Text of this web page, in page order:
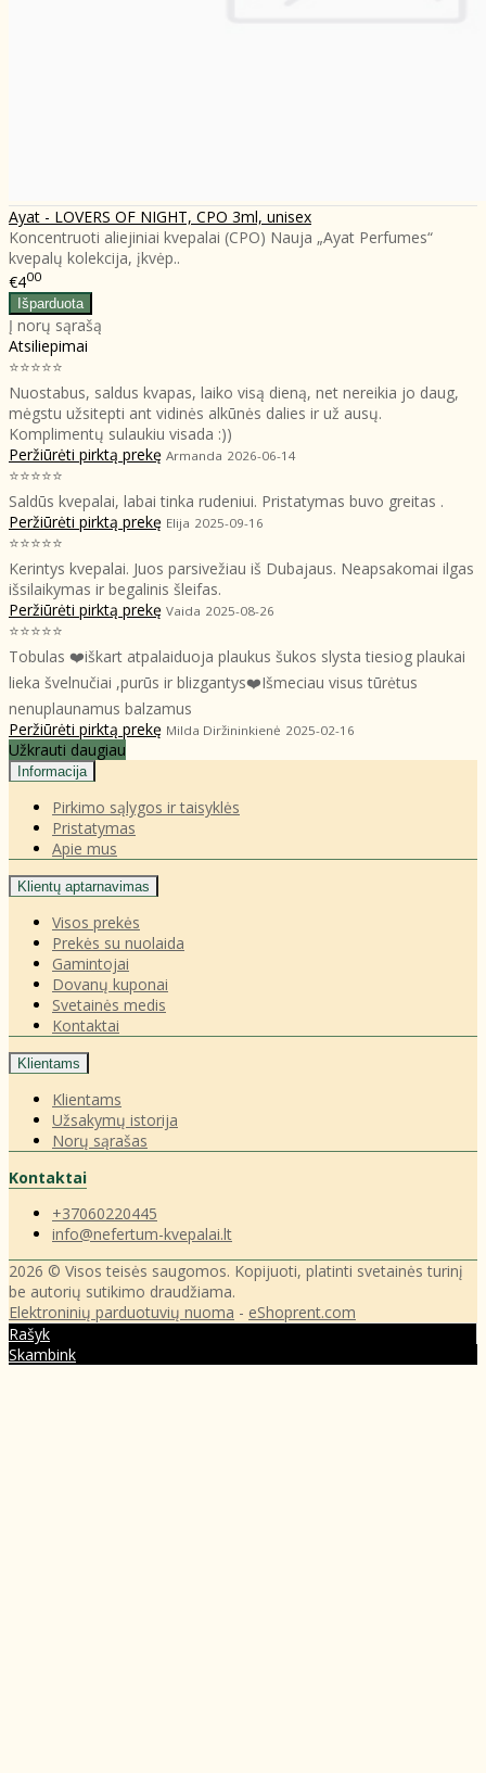
Ayat - LOVERS OF NIGHT, CPO 3ml, unisex
Koncentruoti aliejiniai kvepalai (CPO) Nauja „Ayat Perfumes“
kvepalų kolekcija, įkvėp..
€400
Į norų sąrašą
Atsiliepimai
⭐⭐⭐⭐⭐
Nuostabus, saldus kvapas, laiko visą dieną, net nereikia jo daug,
mėgstu užsitepti ant vidinės alkūnės dalies ir už ausų.
Komplimentų sulaukiu visada :))
Peržiūrėti pirktą prekę Armanda 2026-06-14
⭐⭐⭐⭐⭐
Saldūs kvepalai, labai tinka rudeniui. Pristatymas buvo greitas .
Peržiūrėti pirktą prekę Elija 2025-09-16
⭐⭐⭐⭐⭐
Kerintys kvepalai. Juos parsivežiau iš Dubajaus. Neapsakomai ilgas
išsilaikymas ir begalinis šleifas.
Peržiūrėti pirktą prekę Vaida 2025-08-26
⭐⭐⭐⭐⭐
Tobulas ❤️iškart atpalaiduoja plaukus šukos slysta tiesiog plaukai
lieka švelnučiai ,purūs ir blizgantys❤️Išmeciau visus tūrėtus
nenuplaunamus balzamus
Peržiūrėti pirktą prekę Milda Diržininkienė 2025-02-16
Užkrauti daugiau
Informacija
Pirkimo sąlygos ir taisyklės
Pristatymas
Apie mus
Klientų aptarnavimas
Visos prekės
Prekės su nuolaida
Gamintojai
Dovanų kuponai
Svetainės medis
Kontaktai
Klientams
Klientams
Užsakymų istorija
Norų sąrašas
Kontaktai
+37060220445
info@nefertum-kvepalai.lt
2026 © Visos teisės saugomos. Kopijuoti, platinti svetainės turinį
be autorių sutikimo draudžiama.
Elektroninių parduotuvių nuoma - eShoprent.com
Rašyk
Skambink